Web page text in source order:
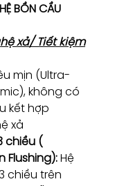
BỒN CẦU
xả/ Tiết kiệm
mịn (Ultra-
không có
kết hợp
xả
chiều (
Flushing):Hệ
chiều trên